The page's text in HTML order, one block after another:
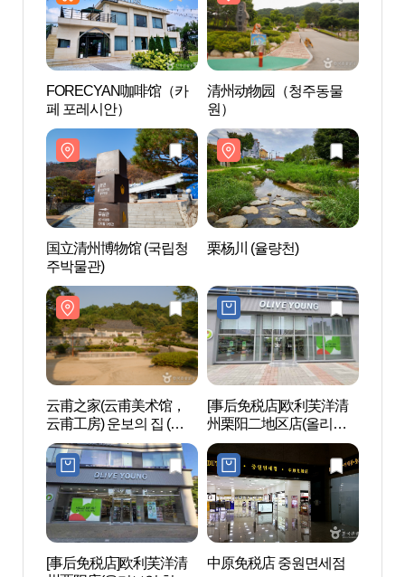
FORECYAN咖啡馆（카
페 포레시안）
清州动物园（청주동물
원）
国立清州博物馆 (국립청
주박물관)
栗杨川 (율량천)
云甫之家(云甫美术馆，
云甫工房) 운보의 집 (운보
미술관, 운보공방)
[事后免税店]欧利芙洋清
州栗阳二地区店(올리브
영 청주율량2지구점)
[事后免税店]欧利芙洋清
中原免税店 중원면세점